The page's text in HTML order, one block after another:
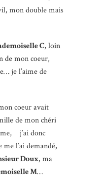
mon double mais
C, loin
de mon coeur,
je l’aime de
coeur avait
de mon chéri
j’ai donc
me l’ai demandé,
Doux, ma
M…